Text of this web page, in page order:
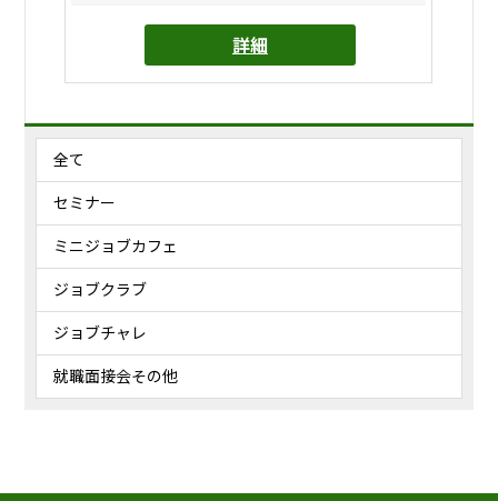
詳細
全て
セミナー
ミニジョブカフェ
ジョブクラブ
ジョブチャレ
就職面接会その他